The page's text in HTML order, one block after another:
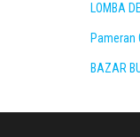
LOMBA
BAZAR